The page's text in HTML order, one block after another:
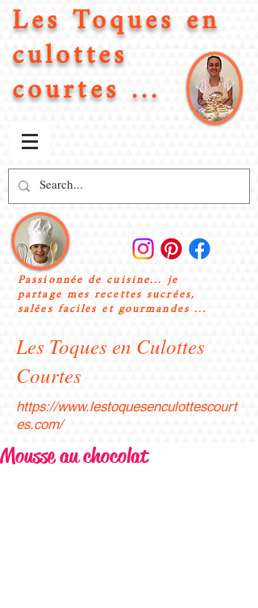
Les Toques en
culottes
courtes ...
Passionnée de cuisine... je
partage mes recettes sucrées,
salées faciles et gourmandes ...
Les Toques en Culottes
Courtes
https://www.lestoquesenculottescourt
es.com/
Mousse au chocolat